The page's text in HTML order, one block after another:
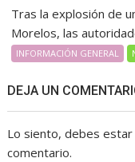
Tras la explosión de
Morelos, las
INFORMACIÓN GENERAL
DEJA UN
Lo siento, debes
comentario.